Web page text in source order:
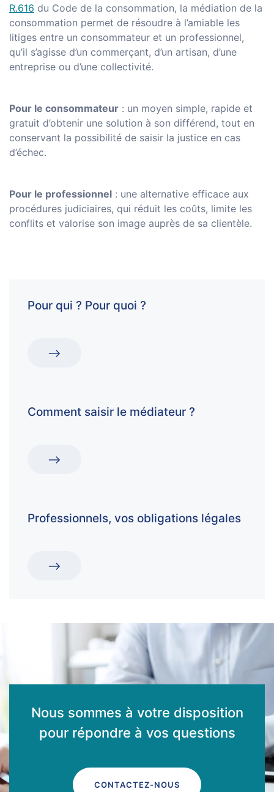
R.616 du Code de la consommation, la médiation de la
consommation permet de résoudre à l’amiable les
litiges entre un consommateur et un professionnel,
qu’il s’agisse d’un commerçant, d’un artisan, d’une
entreprise ou d’une collectivité.
Pour le consommateur : un moyen simple, rapide et
gratuit d’obtenir une solution à son différend, tout en
conservant la possibilité de saisir la justice en cas
d’échec.
Pour le professionnel : une alternative efficace aux
procédures judiciaires, qui réduit les coûts, limite les
conflits et valorise son image auprès de sa clientèle.
Pour qui ? Pour quoi ?
Comment saisir le médiateur ?
Professionnels, vos obligations légales
Nous sommes à votre disposition
pour répondre à vos questions
CONTACTEZ-NOUS